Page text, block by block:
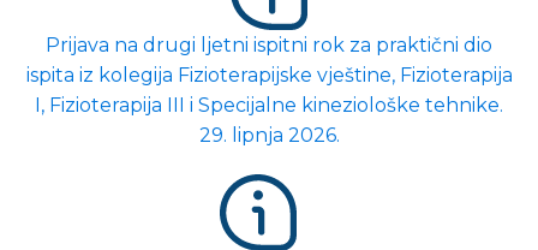
Prijava na drugi ljetni ispitni rok za praktični dio
ispita iz kolegija Fizioterapijske vještine, Fizioterapija
I, Fizioterapija III i Specijalne kineziološke tehnike.
29. lipnja 2026.